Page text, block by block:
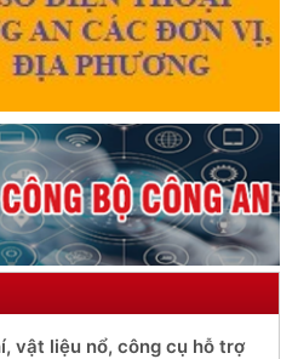
vật liệu nổ, công cụ hỗ trợ